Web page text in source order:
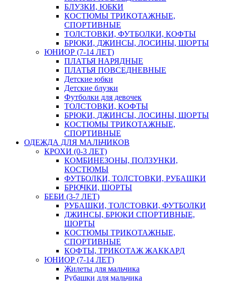
БЛУЗКИ, ЮБКИ
КОСТЮМЫ ТРИКОТАЖНЫЕ,
СПОРТИВНЫЕ
ТОЛСТОВКИ, ФУТБОЛКИ, КОФТЫ
БРЮКИ, ДЖИНСЫ, ЛОСИНЫ, ШОРТЫ
ЮНИОР (7-14 ЛЕТ)
ПЛАТЬЯ НАРЯДНЫЕ
ПЛАТЬЯ ПОВСЕДНЕВНЫЕ
Детские юбки
Детские блузки
Футболки для девочек
ТОЛСТОВКИ, КОФТЫ
БРЮКИ, ДЖИНСЫ, ЛОСИНЫ, ШОРТЫ
КОСТЮМЫ ТРИКОТАЖНЫЕ,
СПОРТИВНЫЕ
ОДЕЖДА ДЛЯ МАЛЬЧИКОВ
КРОХИ (0-3 ЛЕТ)
КОМБИНЕЗОНЫ, ПОЛЗУНКИ,
КОСТЮМЫ
ФУТБОЛКИ, ТОЛСТОВКИ, РУБАШКИ
БРЮЧКИ, ШОРТЫ
БЕБИ (3-7 ЛЕТ)
РУБАШКИ, ТОЛСТОВКИ, ФУТБОЛКИ
ДЖИНСЫ, БРЮКИ СПОРТИВНЫЕ,
ШОРТЫ
КОСТЮМЫ ТРИКОТАЖНЫЕ,
СПОРТИВНЫЕ
КОФТЫ, ТРИКОТАЖ ЖАККАРД
ЮНИОР (7-14 ЛЕТ)
Жилеты для мальчика
Рубашки для мальчика